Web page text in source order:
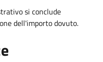
si conclude
dell'importo dovuto.